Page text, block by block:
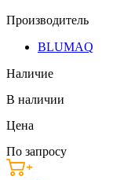
Производитель
BLUMAQ
Наличие
В наличии
Цена
По запросу